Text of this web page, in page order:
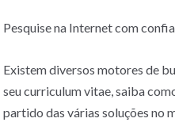
Pesquise na Internet com
Existem diversos motores de
seu curriculum vitae, saiba
partido das várias soluções no